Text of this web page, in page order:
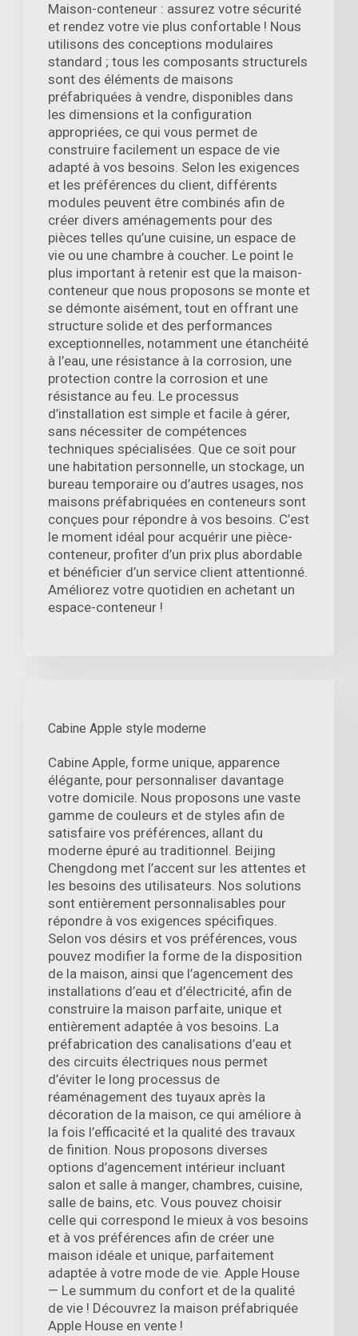
Maison-conteneur : assurez votre sécurité
et rendez votre vie plus confortable ! Nous
utilisons des conceptions modulaires
standard ; tous les composants structurels
sont des éléments de maisons
préfabriquées à vendre, disponibles dans
les dimensions et la configuration
appropriées, ce qui vous permet de
construire facilement un espace de vie
adapté à vos besoins. Selon les exigences
et les préférences du client, différents
modules peuvent être combinés afin de
créer divers aménagements pour des
pièces telles qu’une cuisine, un espace de
vie ou une chambre à coucher. Le point le
plus important à retenir est que la maison-
conteneur que nous proposons se monte et
se démonte aisément, tout en offrant une
structure solide et des performances
exceptionnelles, notamment une étanchéité
à l’eau, une résistance à la corrosion, une
protection contre la corrosion et une
résistance au feu. Le processus
d’installation est simple et facile à gérer,
sans nécessiter de compétences
techniques spécialisées. Que ce soit pour
une habitation personnelle, un stockage, un
bureau temporaire ou d’autres usages, nos
maisons préfabriquées en conteneurs sont
conçues pour répondre à vos besoins. C’est
le moment idéal pour acquérir une pièce-
conteneur, profiter d’un prix plus abordable
et bénéficier d’un service client attentionné.
Améliorez votre quotidien en achetant un
espace-conteneur !
Cabine Apple style moderne
Cabine Apple, forme unique, apparence
élégante, pour personnaliser davantage
votre domicile. Nous proposons une vaste
gamme de couleurs et de styles afin de
satisfaire vos préférences, allant du
moderne épuré au traditionnel. Beijing
Chengdong met l’accent sur les attentes et
les besoins des utilisateurs. Nos solutions
sont entièrement personnalisables pour
répondre à vos exigences spécifiques.
Selon vos désirs et vos préférences, vous
pouvez modifier la forme de la disposition
de la maison, ainsi que l’agencement des
installations d’eau et d’électricité, afin de
construire la maison parfaite, unique et
entièrement adaptée à vos besoins. La
préfabrication des canalisations d’eau et
des circuits électriques nous permet
d’éviter le long processus de
réaménagement des tuyaux après la
décoration de la maison, ce qui améliore à
la fois l’efficacité et la qualité des travaux
de finition. Nous proposons diverses
options d’agencement intérieur incluant
salon et salle à manger, chambres, cuisine,
salle de bains, etc. Vous pouvez choisir
celle qui correspond le mieux à vos besoins
et à vos préférences afin de créer une
maison idéale et unique, parfaitement
adaptée à votre mode de vie. Apple House
— Le summum du confort et de la qualité
de vie ! Découvrez la maison préfabriquée
Apple House en vente !